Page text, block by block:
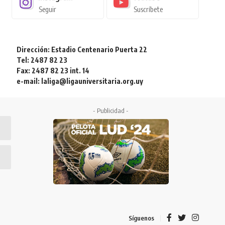
Seguir Suscríbete
Dirección: Estadio Centenario Puerta 22
Tel: 2487 82 23
Fax: 2487 82 23 int. 14
e-mail: laliga@ligauniversitaria.org.uy
- Publicidad -
Síguenos